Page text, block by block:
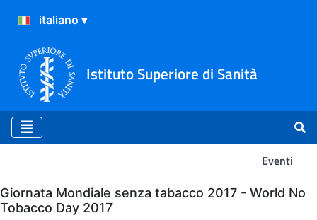
Istituto Superiore di Sanità
Eventi
Eventi
Giornata Mondiale senza tabacco 2017 - World No
Tobacco Day 2017